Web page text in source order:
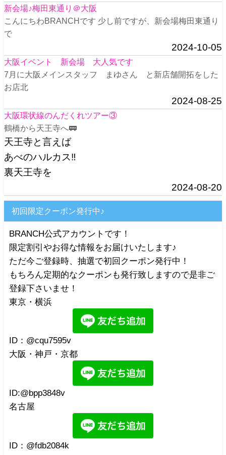
新会場♪梅田東通り＠大阪
こんにちわBRANCHです 少し前ですが、新会場梅田東通り
で
2024-10-05
大阪イベント 新会場 大人気です
7月に大阪メインスタッフ まゆさん と新店舗開拓をした
お店北
2024-08-25
大阪環状線のんだくれツアー③
鶴橋から天王寺へ🚃
天王寺と言えば
あべのハルカス‼️
裏天王寺を
2024-08-20
初回限定クーポン発行中♪
BRANCH公式アカウントです！
限定割引やお得な情報をお届けいたします♪
ただ今ご登録時、抽選で初回クーポン発行中！
もちろん定期的なクーポンも発行致しますので是非ご
登録下さいませ！
東京・横浜
ID：@cqu7595v
大阪・神戸・京都
ID:@bpp3848v
名古屋
ID：@fdb2084k